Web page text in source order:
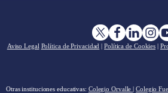
Aviso Legal Política de Privacidad |Política de Cookies |
Otras instituciones educativas: Colegio Orvalle|Colegio